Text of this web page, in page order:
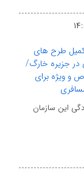
طرح های
در جزیره خارگ/
و ویژه برای
این سازمان